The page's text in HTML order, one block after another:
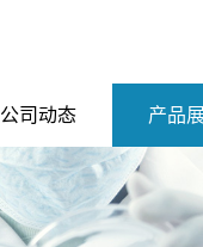
公司动态 产品